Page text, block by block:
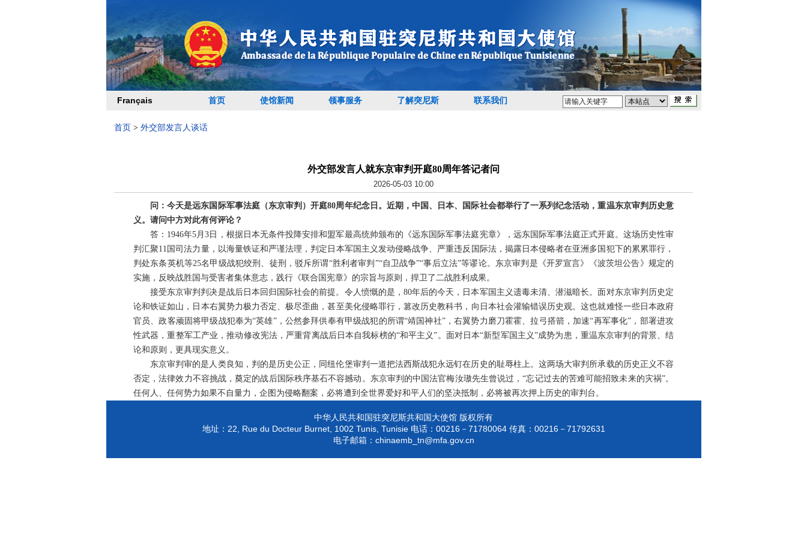
Français 首页 使馆新闻 领事服务 了解突尼斯 联系我们
首页 > 外交部发言人谈话
外交部发言人就东京审判开庭80周年答记者问
2026-05-03 10:00
问：今天是远东国际军事法庭（东京审判）开庭80周年纪念日。近期，中国、日本、国际社会都举行了一系列纪念活动，重温东京审判历史意
义。请问中方对此有何评论？
答：1946年5月3日，根据日本无条件投降安排和盟军最高统帅颁布的《远东国际军事法庭宪章》，远东国际军事法庭正式开庭。这场历史性审
判汇聚11国司法力量，以海量铁证和严谨法理，判定日本军国主义发动侵略战争、严重违反国际法，揭露日本侵略者在亚洲多国犯下的累累罪行，
判处东条英机等25名甲级战犯绞刑、徒刑，驳斥所谓“胜利者审判”“自卫战争”“事后立法”等谬论。东京审判是《开罗宣言》《波茨坦公告》规定的
实施，反映战胜国与受害者集体意志，践行《联合国宪章》的宗旨与原则，捍卫了二战胜利成果。
接受东京审判判决是战后日本回归国际社会的前提。令人愤慨的是，80年后的今天，日本军国主义遗毒未清、潜滋暗长。面对东京审判历史定
论和铁证如山，日本右翼势力极力否定、极尽歪曲，甚至美化侵略罪行，篡改历史教科书，向日本社会灌输错误历史观。这也就难怪一些日本政府
官员、政客顽固将甲级战犯奉为“英雄”，公然参拜供奉有甲级战犯的所谓“靖国神社”，右翼势力磨刀霍霍、拉弓搭箭，加速“再军事化”，部署进攻
性武器，重整军工产业，推动修改宪法，严重背离战后日本自我标榜的“和平主义”。面对日本“新型军国主义”成势为患，重温东京审判的背景、结
论和原则，更具现实意义。
东京审判审的是人类良知，判的是历史公正，同纽伦堡审判一道把法西斯战犯永远钉在历史的耻辱柱上。这两场大审判所承载的历史正义不容
否定，法律效力不容挑战，奠定的战后国际秩序基石不容撼动。东京审判的中国法官梅汝璈先生曾说过，“忘记过去的苦难可能招致未来的灾祸”。
任何人、任何势力如果不自量力，企图为侵略翻案，必将遭到全世界爱好和平人们的坚决抵制，必将被再次押上历史的审判台。
中华人民共和国驻突尼斯共和国大使馆 版权所有
地址： 22, Rue du Docteur Burnet, 1002 Tunis, Tunisie 电话： 00216－71780064传真： 00216－71792631
电子邮箱： chinaemb_tn@mfa.gov.cn